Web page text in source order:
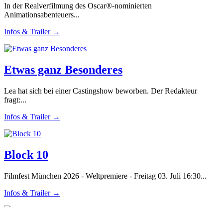
In der Realverfilmung des Oscar®-nominierten
Animationsabenteuers...
Infos & Trailer →
Etwas ganz Besonderes
Lea hat sich bei einer Castingshow beworben. Der Redakteur
fragt:...
Infos & Trailer →
Block 10
Filmfest München 2026 - Weltpremiere - Freitag 03. Juli 16:30...
Infos & Trailer →